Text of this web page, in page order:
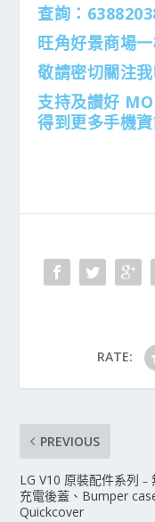
查詢：
旺角好景商場
敬請密切關注
支持及讃好
得到更多手機
RATE:
PREVIOUS
LG V10 原裝配件系列﹣
充電後蓋、Bumper
Quickcover